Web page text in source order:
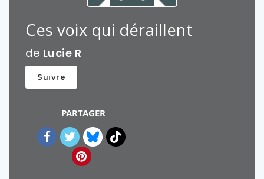
Ces voix qui déraillent
de Lucie R
Suivre
PARTAGER